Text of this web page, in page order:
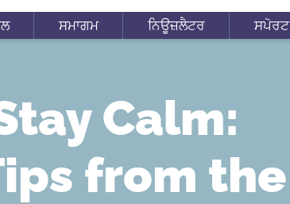
ਸਮਾਗਮ ਨਿਊਜ਼ਲੈਟਰ ਸਪੋਰਟ
Calm:
from the